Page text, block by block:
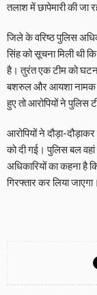
तलाश में छापेमारी की जा
जिले के वरिष्ठ पुलिस
सिंह को सूचना मिली थी
है। तुरंत एक टीम को
बशरुल और आयशा नामक
हुए तो आरोपियों ने पुलिस
आरोपियों ने दौड़ा-
को दी गई। पुलिस बल वहां
अधिकारियों का कहना है
गिरफ्तार कर लिया जाएगा।